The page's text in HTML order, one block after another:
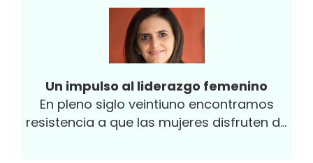
Un impulso al liderazgo femenino
En pleno siglo veintiuno encontramos
resistencia a que las mujeres disfruten de